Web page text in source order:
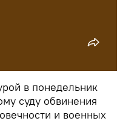
в понедельник
суду обвинения
и военных